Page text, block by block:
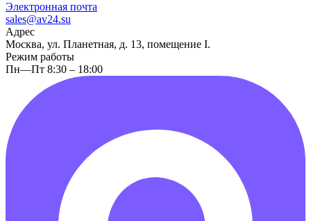
Электронная почта
sales@av24.su
Адрес
Москва, ул. Планетная, д. 13, помещение I.
Режим работы
Пн—Пт 8:30 – 18:00